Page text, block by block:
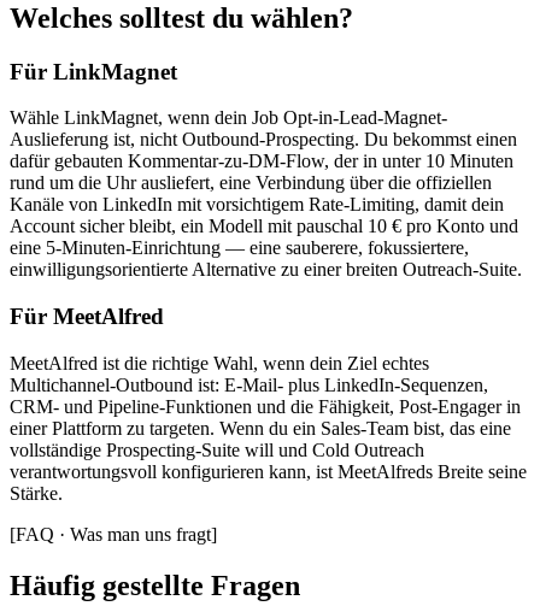
Welches solltest du wählen?
Für LinkMagnet
Wähle LinkMagnet, wenn dein Job Opt-in-Lead-Magnet-
Auslieferung ist, nicht Outbound-Prospecting. Du bekommst einen
dafür gebauten Kommentar-zu-DM-Flow, der in unter 10 Minuten
rund um die Uhr ausliefert, eine Verbindung über die offiziellen
Kanäle von LinkedIn mit vorsichtigem Rate-Limiting, damit dein
Account sicher bleibt, ein Modell mit pauschal 10 € pro Konto und
eine 5-Minuten-Einrichtung — eine sauberere, fokussiertere,
einwilligungsorientierte Alternative zu einer breiten Outreach-Suite.
Für MeetAlfred
MeetAlfred ist die richtige Wahl, wenn dein Ziel echtes
Multichannel-Outbound ist: E-Mail- plus LinkedIn-Sequenzen,
CRM- und Pipeline-Funktionen und die Fähigkeit, Post-Engager in
einer Plattform zu targeten. Wenn du ein Sales-Team bist, das eine
vollständige Prospecting-Suite will und Cold Outreach
verantwortungsvoll konfigurieren kann, ist MeetAlfreds Breite seine
Stärke.
[FAQ · Was man uns fragt]
Häufig gestellte Fragen